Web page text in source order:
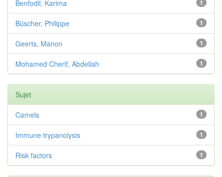
1
Benfodil, Karima
1
Büscher, Philippe
1
Geerts, Manon
1
Mohamed Cherif, Abdellah
Sujet
1
Camels
1
Immune trypanolysis
1
Risk factors